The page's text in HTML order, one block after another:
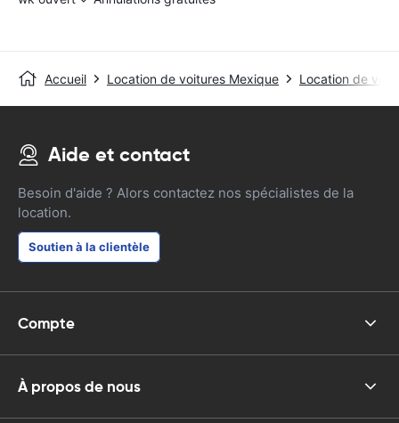
Accueil Location de voitures Mexique Location de
Aide et contact
Besoin d'aide ? Alors contactez nos spécialistes de la
location.
Soutien à la clientèle
Compte
À propos de nous